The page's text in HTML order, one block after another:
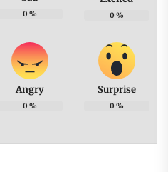
0 % 0 %
Angry
0 %
Surprise
0 %